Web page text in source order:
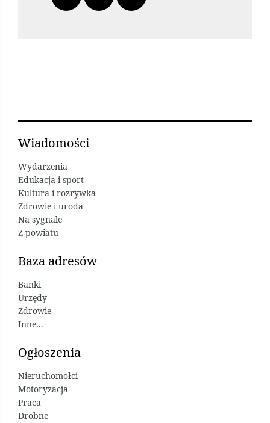
Wiadomości
Wydarzenia
Edukacja i sport
Kultura i rozrywka
Zdrowie i uroda
Na sygnale
Z powiatu
Baza adresów
Banki
Urzędy
Zdrowie
Inne...
Ogłoszenia
Nieruchomołci
Motoryzacja
Praca
Drobne